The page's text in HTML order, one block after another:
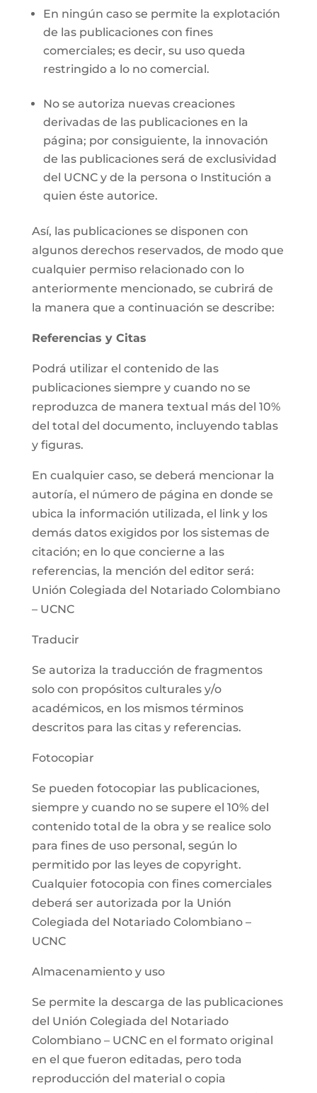
En ningún caso se permite la explotación
de las publicaciones con fines
comerciales; es decir, su uso queda
restringido a lo no comercial.
No se autoriza nuevas creaciones
derivadas de las publicaciones en la
página; por consiguiente, la innovación
de las publicaciones será de exclusividad
del UCNC y de la persona o Institución a
quien éste autorice.
Así, las publicaciones se disponen con
algunos derechos reservados, de modo que
cualquier permiso relacionado con lo
anteriormente mencionado, se cubrirá de
la manera que a continuación se describe:
Referencias y Citas
Podrá utilizar el contenido de las
publicaciones siempre y cuando no se
reproduzca de manera textual más del 10%
del total del documento, incluyendo tablas
y figuras.
En cualquier caso, se deberá mencionar la
autoría, el número de página en donde se
ubica la información utilizada, el link y los
demás datos exigidos por los sistemas de
citación; en lo que concierne a las
referencias, la mención del editor será:
Unión Colegiada del Notariado Colombiano
– UCNC
Traducir
Se autoriza la traducción de fragmentos
solo con propósitos culturales y/o
académicos, en los mismos términos
descritos para las citas y referencias.
Fotocopiar
Se pueden fotocopiar las publicaciones,
siempre y cuando no se supere el 10% del
contenido total de la obra y se realice solo
para fines de uso personal, según lo
permitido por las leyes de copyright.
Cualquier fotocopia con fines comerciales
deberá ser autorizada por la Unión
Colegiada del Notariado Colombiano –
UCNC
Almacenamiento y uso
Se permite la descarga de las publicaciones
del Unión Colegiada del Notariado
Colombiano – UCNC en el formato original
en el que fueron editadas, pero toda
reproducción del material o copia